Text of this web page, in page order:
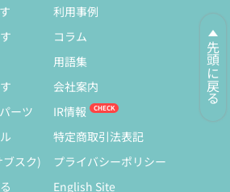
先頭に戻る
ーツ
ブスク)
利用事例
コラム
用語集
会社案内
IR情報
特定商取引法表記
プライバシーポリシー
English Site